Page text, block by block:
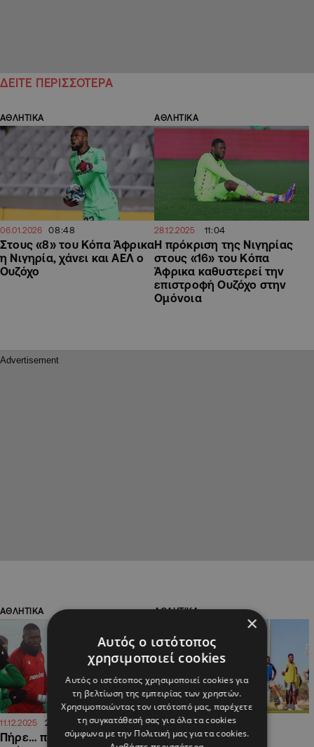
ΔΕΙΤΕ ΠΕΡΙΣΣΟΤΕΡΑ
ΑΘΛΗΤΙΚΑ
06.01.2026 08:48
Στους «8» του Κόπα Άφρικα
η Νιγηρία, χάνει και ΑΕΛ ο
Ουζόχο
ΑΘΛΗΤΙΚΑ
28.12.2025 11:04
Η πρόκριση της Νιγηρίας
στους «16» του Κόπα
Άφρικα καθυστερεί την
επιστροφή Ουζόχο στην
Ομόνοια
ΑΘΛΗΤΙΚΑ
11.12.2025 20:55
Πήρε… πρόσκληση και
ΑΘΛΗΤΙΚΑ
12.11.2025 14:37
Χαμός στην εθνική
×
Αυτός ο ιστότοπος
χρησιμοποιεί cookies
Αυτός ο ιστότοπος χρησιμοποιεί cookies για
τη βελτίωση της εμπειρίας των χρηστών.
Χρησιμοποιώντας τον ιστότοπό μας, παρέχετε
τη συγκατάθεσή σας για όλα τα cookies
σύμφωνα με την Πολιτική μας για τα cookies.